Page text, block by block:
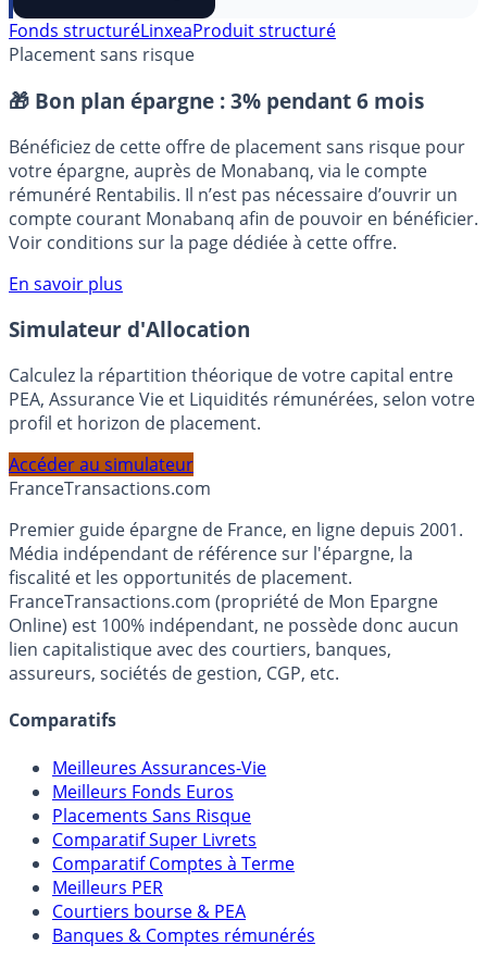
⭐️ Suivre sur Google
Fonds structuré LinxeaProduit structuré
Placement sans risque
🎁 Bon plan épargne : 3% pendant 6 mois
Bénéficiez de cette offre de placement sans risque pour
votre épargne, auprès de Monabanq, via le compte
rémunéré Rentabilis. Il n’est pas nécessaire d’ouvrir un
compte courant Monabanq afin de pouvoir en bénéficier.
Voir conditions sur la page dédiée à cette offre.
En savoir plus
Simulateur d'Allocation
Calculez la répartition théorique de votre capital entre
PEA, Assurance Vie et Liquidités rémunérées, selon votre
profil et horizon de placement.
Accéder au simulateur
FranceTransactions.com
Premier guide épargne de France, en ligne depuis 2001.
Média indépendant de référence sur l'épargne, la
fiscalité et les opportunités de placement.
FranceTransactions.com (propriété de Mon Epargne
Online) est 100% indépendant, ne possède donc aucun
lien capitalistique avec des courtiers, banques,
Meilleures Assurances-Vie
Meilleurs Fonds Euros
Placements Sans Risque
Comparatif Super Livrets
Comparatif Comptes à Terme
Meilleurs PER
Courtiers bourse & PEA